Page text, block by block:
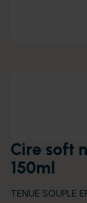
Cire soft
150ml
TENUE SOUPLE